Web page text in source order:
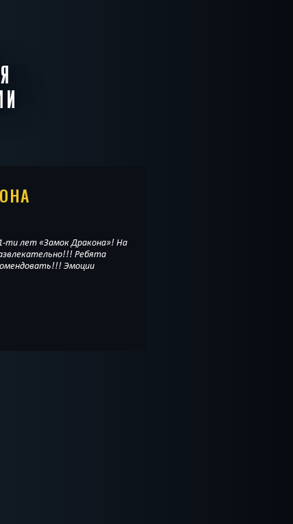
ти лет «Замок Дракона»! На
Ребята
Эмоции